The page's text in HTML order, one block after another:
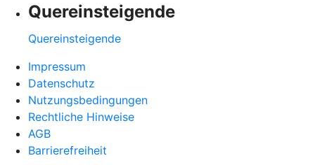
Quereinsteigende
Quereinsteigende
Impressum
Datenschutz
Nutzungsbedingungen
Rechtliche Hinweise
AGB
Barrierefreiheit